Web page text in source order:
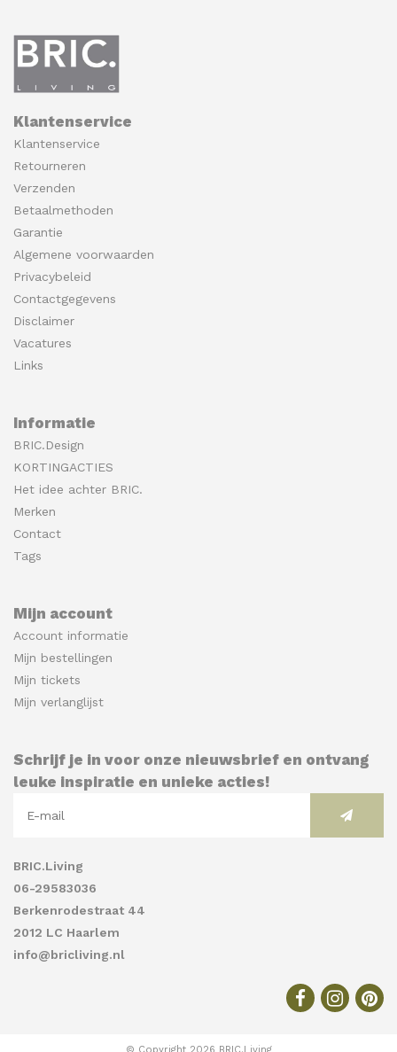
Klantenservice
Klantenservice
Retourneren
Verzenden
Betaalmethoden
Garantie
Algemene voorwaarden
Privacybeleid
Contactgegevens
Disclaimer
Vacatures
Links
Informatie
BRIC.Design
KORTINGACTIES
Het idee achter BRIC.
Merken
Contact
Tags
Mijn account
Account informatie
Mijn bestellingen
Mijn tickets
Mijn verlanglijst
Schrijf je in voor onze nieuwsbrief en ontvang
leuke inspiratie en unieke acties!
BRIC.Living
06-29583036
Berkenrodestraat 44
2012 LC Haarlem
info@bricliving.nl